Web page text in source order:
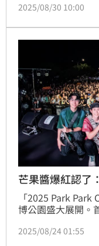
2025/08/30 10:00
芒果醬爆紅認
「2025 Park
博公園盛大展開。
Barry Chen和
2025/08/24 01:55